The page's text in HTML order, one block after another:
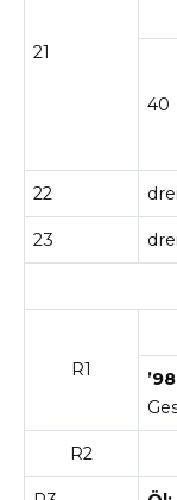
21
40
22
23
R1
R2